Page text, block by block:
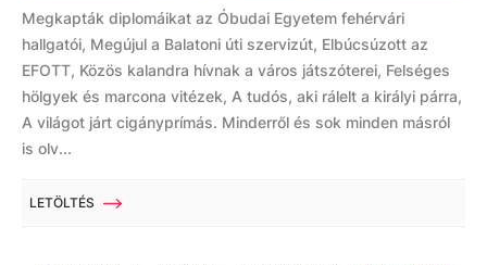
Megkapták diplomáikat az Óbudai Egyetem fehérvári
hallgatói, Megújul a Balatoni úti szervizút, Elbúcsúzott az
EFOTT, Közös kalandra hívnak a város játszóterei, Felséges
hölgyek és marcona vitézek, A tudós, aki rálelt a királyi párra,
A világot járt cigányprímás. Minderről és sok minden másról
is olv...
LETÖLTÉS